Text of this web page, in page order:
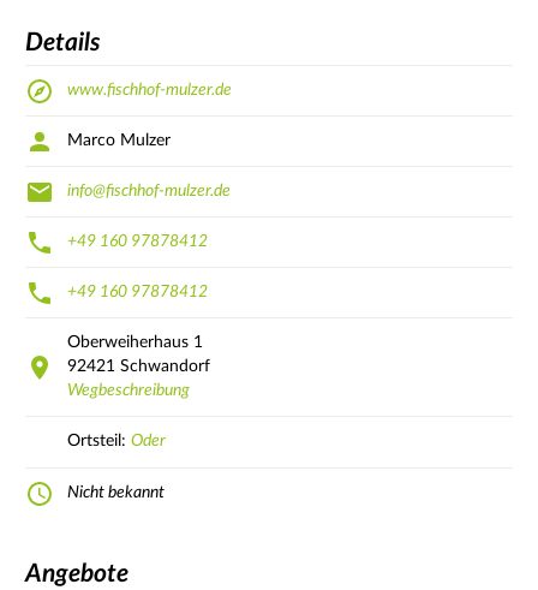
Details
www.fischhof-mulzer.de
Marco Mulzer
info@fischhof-mulzer.de
+49 160 97878412
+49 160 97878412
Oberweiherhaus 1
92421 Schwandorf
Wegbeschreibung
Ortsteil: Oder
Nicht bekannt
Angebote